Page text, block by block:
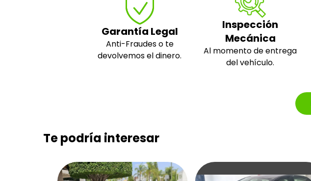
Garantía Legal
Anti-Fraudes o te
devolvemos el dinero.
Inspección
Mecánica
Al momento de entrega
del vehículo.
Te podría interesar